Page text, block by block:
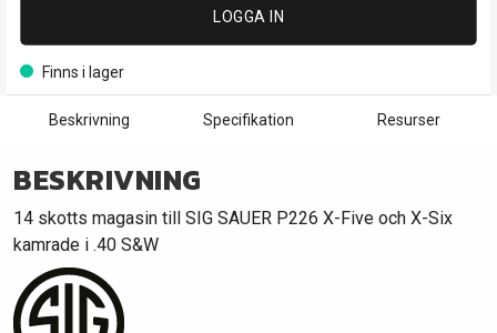
LOGGA IN
Finns i lager
Beskrivning Specifikation Resurser
BESKRIVNING
14 skotts magasin till SIG SAUER P226 X-Five och X-Six
kamrade i .40 S&W